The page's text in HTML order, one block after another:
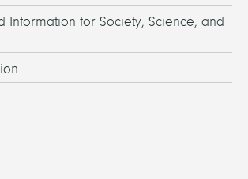
Information for Society, Science, and